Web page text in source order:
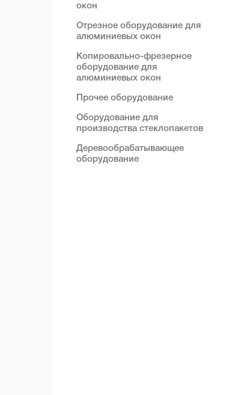
окон
Отрезное оборудование для
алюминиевых окон
Копировально-фрезерное
оборудование для
алюминиевых окон
Прочее оборудование
Оборудование для
производства стеклопакетов
Деревообрабатывающее
оборудование